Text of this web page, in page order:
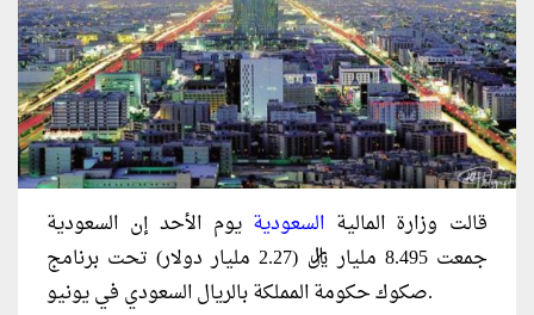
قالت وزارة المالية السعودية يوم الأحد إن السعودية
جمعت 8.495 مليار ريال (2.27 مليار دولار) تحت برنامج
صكوك حكومة المملكة بالريال السعودي في يونيو.